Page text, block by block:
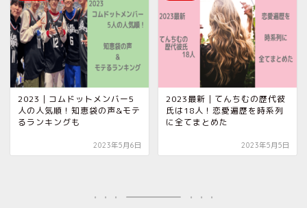
2023｜コムドットメンバー5
人の人気順！知恵袋の声&モテ
るランキングも
2023年5月6日
2023最新｜てんちむの歴代彼
氏は18人！恋愛遍歴を時系列
に全てまとめた
2023年5月5日